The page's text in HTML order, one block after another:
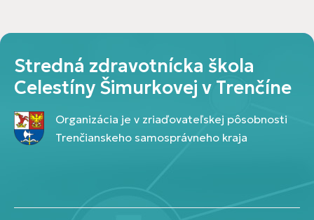
Stredná zdravotnícka škola
Celestíny Šimurkovej v Trenčíne
Organizácia je v zriaďovateľskej pôsobnosti
Trenčianskeho samosprávneho kraja